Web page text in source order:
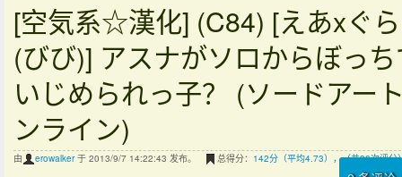
[空気系☆漢化] (C84) [えあxぐら
(びび)] アスナがソロからぼっ
いじめられっ子？ (ソードアー
ンライン)
由 erowalker于 2013/9/7 14:22:43 发布。 总得分： 142分（平均4.73），（共30次评分